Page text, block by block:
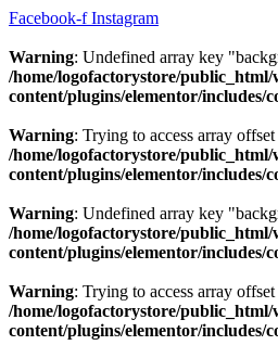
Hoppa
innehåll
Facebook-f Instagram
Warning: Undefined array key
/home/logofactorystore/public_html/
content/plugins/elementor/includes/
Warning: Trying to access array
/home/logofactorystore/public_html/
content/plugins/elementor/includes/
Warning: Undefined array key
/home/logofactorystore/public_html/
content/plugins/elementor/includes/
Warning: Trying to access array
/home/logofactorystore/public_html/
content/plugins/elementor/includes/